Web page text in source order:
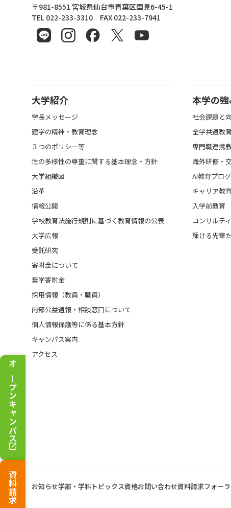
オープンキャンパス
資料請求
東北文化学園大学
〒981-8551 宮城県仙台市青葉区国見6-45-1
TEL 022-233-3310 FAX 022-233-7941
大学紹介
学長メッセージ
建学の精神・教育理念
３つのポリシー等
性の多様性の尊重に関する基本理念・方針
大学組織図
沿革
情報公開
学校教育法施行規則に基づく教育情報の公表
大学広報
受託研究
寄附金について
奨学寄附金
採用情報（教員・職員）
内部公益通報・相談窓口について
個人情報保護等に係る基本方針
キャンパス案内
アクセス
本学の強
社会課題と
全学共通教
専門職連携
海外研修・
AI教育プロ
キャリア教
入学前教育
コンサルテ
輝ける先輩
お知らせ学部・学科トピックス資格お問い合わせ資料請求フォー